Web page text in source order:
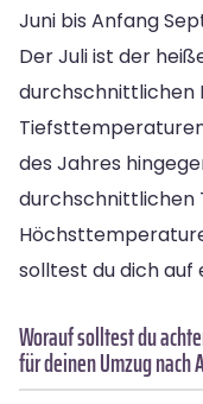
Juni bis Anfang
Der Juli ist der
durchschnittlichen
des Jahres
durchschnittlichen
solltest du dich auf
Worauf solltest du
für deinen Umzug nach